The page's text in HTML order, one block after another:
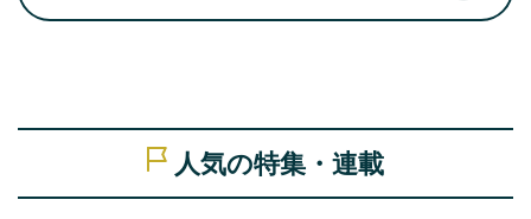
人気の特集・連載